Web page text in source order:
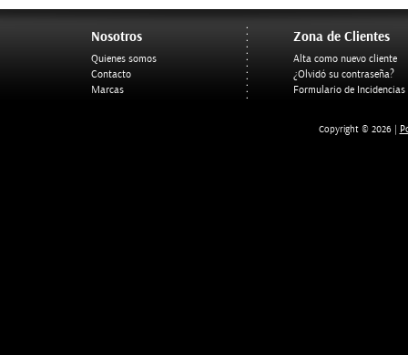
Nosotros
Quienes somos
Contacto
Marcas
Zona de Clientes
Alta como nuevo cliente
¿Olvidó su contraseña?
Formulario de Incidencias
Copyright © 2026 |